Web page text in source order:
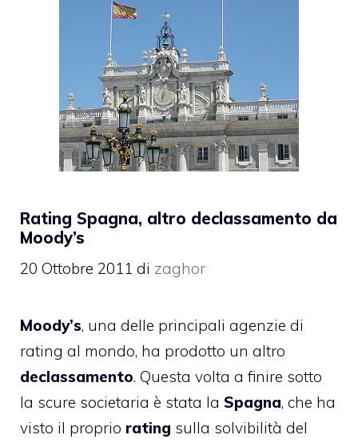
Rating Spagna, altro declassamento da
Moody’s
20 Ottobre 2011 di zaghor
Moody’s, una delle principali agenzie di
rating al mondo, ha prodotto un altro
declassamento. Questa volta a finire sotto
la scure societaria è stata la Spagna, che ha
visto il proprio rating sulla solvibilità del